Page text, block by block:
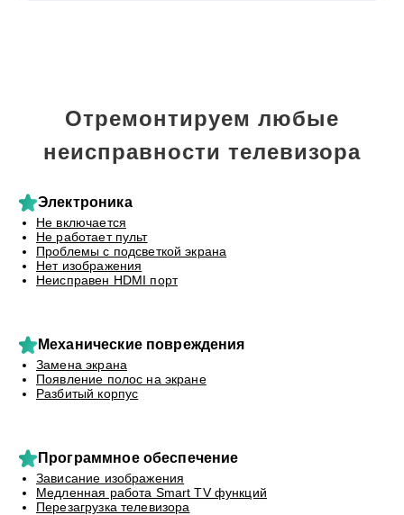
Отремонтируем любые
неисправности телевизора
Электроника
Не включается
Не работает пульт
Проблемы с подсветкой экрана
Нет изображения
Неисправен HDMI порт
Механические повреждения
Замена экрана
Появление полос на экране
Разбитый корпус
Программное обеспечение
Зависание изображения
Медленная работа Smart TV функций
Перезагрузка телевизора